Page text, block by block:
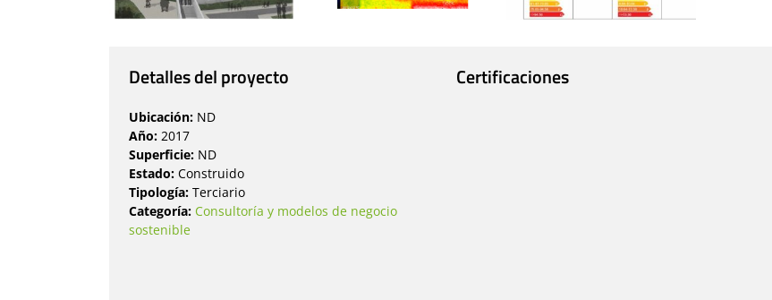
Detalles del proyecto
Ubicación:ND
Año: 2017
Superficie: ND
Estado:Construido
Tipología:Terciario
Categoría: Consultoría y modelos de negocio
sostenible
Certificaciones